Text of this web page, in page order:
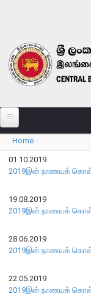
பற்றி
வங்கி பற்றி
வங்கியின் வரலாறு
குறிக்கோள்கள்
You are
Home
01.10.2019
2019இன் நாணயக்
19.08.2019
2019இன் நாணயக்
28.06.2019
2019இன் நாணயக்
22.05.2019
2019இன் நாணயக்